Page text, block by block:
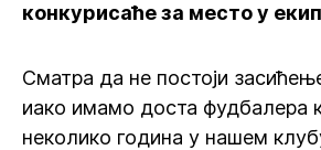
конкурисаће за место у
Сматра да не постоји
иако имамо доста фудбалера
неколико година у нашем